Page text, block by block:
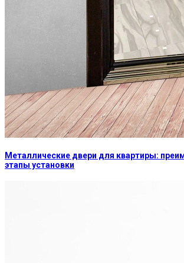
Металлические двери для квартиры:
этапы установки